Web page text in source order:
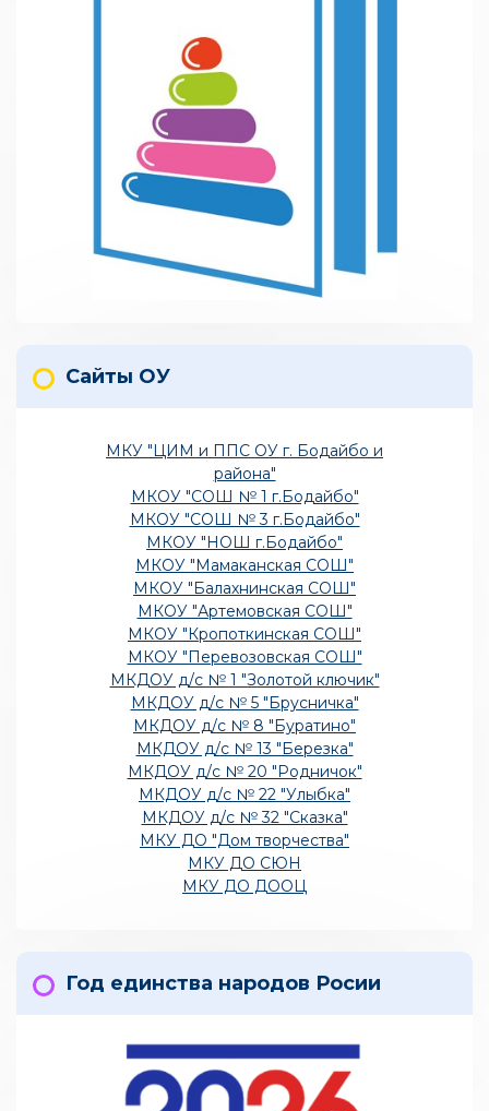
Сайты ОУ
МКУ "ЦИМ и ППС ОУ г. Бодайбо и
района"
МКОУ "СОШ № 1 г.Бодайбо"
МКОУ "СОШ № 3 г.Бодайбо"
МКОУ "НОШ г.Бодайбо"
МКОУ "Мамаканская СОШ"
МКОУ "Балахнинская СОШ"
МКОУ "Артемовская СОШ"
МКОУ "Кропоткинская СОШ"
МКОУ "Перевозовская СОШ"
МКДОУ д/с № 1 "Золотой ключик"
МКДОУ д/с № 5 "Брусничка"
МКДОУ д/с № 8 "Буратино"
МКДОУ д/с № 13 "Березка"
МКДОУ д/с № 20 "Родничок"
МКДОУ д/с № 22 "Улыбка"
МКДОУ д/с № 32 "Сказка"
МКУ ДО "Дом творчества"
МКУ ДО СЮН
МКУ ДО ДООЦ
Год единства народов Росии